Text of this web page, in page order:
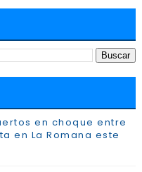
en choque entre
en La Romana este